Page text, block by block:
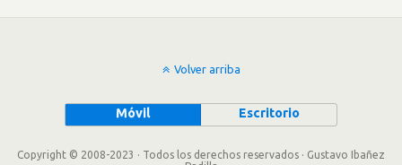
Volver arriba
Móvil Escritorio
Copyright © 2008-2023 · Todos los derechos reservados · Gustavo Ibañez